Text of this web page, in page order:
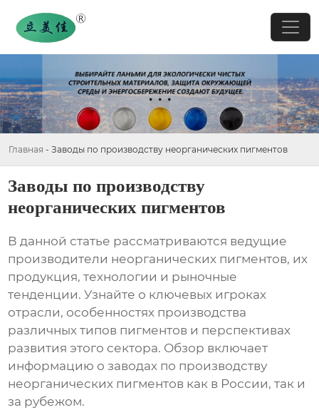
Главная - Заводы по производству неорганических пигментов
Заводы по производству
неорганических пигментов
В данной статье рассматриваются ведущие
производители неорганических пигментов, их
продукция, технологии и рыночные
тенденции. Узнайте о ключевых игроках
отрасли, особенностях производства
различных типов пигментов и перспективах
развития этого сектора. Обзор включает
информацию озаводах по производству
неорганических пигментов как в России, так и
за рубежом.